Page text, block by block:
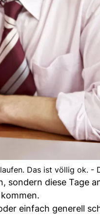
Das ist völlig ok. -
diese Tage
einfach generell